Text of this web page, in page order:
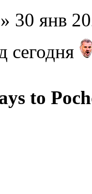
» 30 янв
сегодня
to